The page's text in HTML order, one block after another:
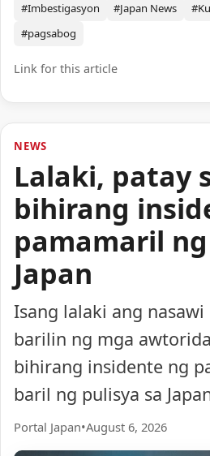
#Imbestigasyon #Japan News
#pagsabog
Link for this article
NEWS
Lalaki, patay
bihirang
pamamaril
Japan
Isang lalaki ang
barilin ng mga
bihirang insidente ng
baril ng pulisya sa
Portal Japan•August 6, 2026